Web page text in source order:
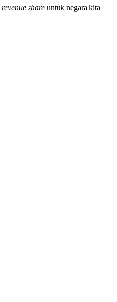
revenue share untuk negara kita